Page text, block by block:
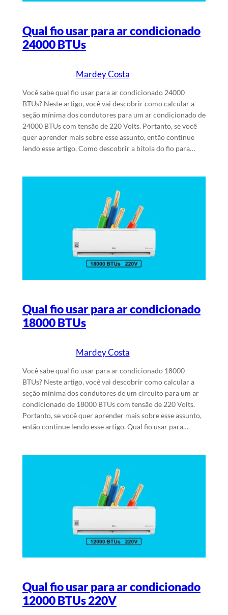
Qual fio usar para ar condicionado
24000 BTUs
Mardey Costa
Você sabe qual fio usar para ar condicionado 24000
BTUs? Neste artigo, você vai descobrir como calcular a
seção mínima dos condutores para um ar condicionado de
24000 BTUs com tensão de 220 Volts. Portanto, se você
quer aprender mais sobre esse assunto, então continue
lendo esse artigo. Como descobrir a bitola do fio para…
Qual fio usar para ar condicionado
18000 BTUs
Mardey Costa
Você sabe qual fio usar para ar condicionado 18000
BTUs? Neste artigo, você vai descobrir como calcular a
seção mínima dos condutores de um circuito para um ar
condicionado de 18000 BTUs com tensão de 220 Volts.
Portanto, se você quer aprender mais sobre esse assunto,
então continue lendo esse artigo. Qual fio usar para…
Qual fio usar para ar condicionado
12000 BTUs 220V